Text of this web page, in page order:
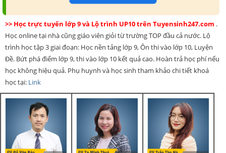
>> Học trực tuyến lớp 9 và Lộ trình UP10 trên Tuyensinh247.com .
Học online tại nhà cũng giáo viên giỏi từ trường TOP đầu cả nước. Lộ
trình học tập 3 giai đoạn: Học nền tảng lớp 9, Ôn thi vào lớp 10, Luyện
Đề. Bứt phá điểm lớp 9, thi vào lớp 10 kết quả cao. Hoàn trả học phí nếu
học không hiệu quả. Phụ huynh và học sinh tham khảo chi tiết khoá
học tại: Link